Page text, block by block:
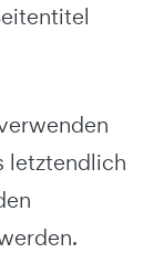
letztendlich